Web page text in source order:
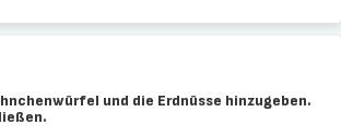
und die Erdnüsse hinzugeben.